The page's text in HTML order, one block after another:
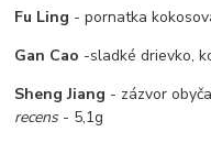
Fu Ling - pornatka
Gan Cao -sladké drievko,
Sheng Jiang - zázvor
recens - 5,1g